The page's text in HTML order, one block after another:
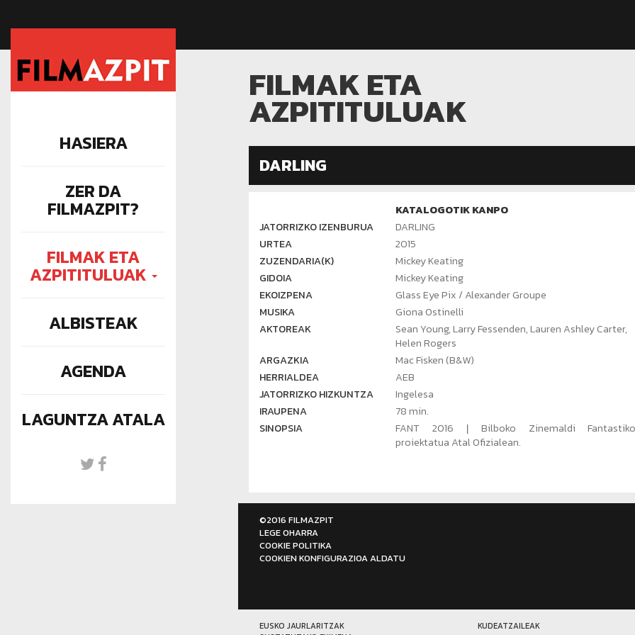
HASIERA
ZER DA
FILMAZPIT?
FILMAK ETA
AZPITITULUAK
ALBISTEAK
AGENDA
LAGUNTZA ATALA
FILMAK ETA
AZPITITULUAK
DARLING
KATALOGOTIK KANPO
JATORRIZKO IZENBURUA
DARLING
URTEA
2015
ZUZENDARIA(K)
Mickey Keating
GIDOIA
Mickey Keating
EKOIZPENA
Glass Eye Pix / Alexander Groupe
MUSIKA
Giona Ostinelli
AKTOREAK
Sean Young, Larry Fessenden, Lauren Ashley Carter,
Helen Rogers
ARGAZKIA
Mac Fisken (B&W)
HERRIALDEA
AEB
JATORRIZKO HIZKUNTZA
Ingelesa
IRAUPENA
78 min.
SINOPSIA
FANT 2016
Bilboko Zinemaldi
proiektatua Atal Ofizialean.
©2016 FILMAZPIT
LEGE OHARRA
COOKIE POLITIKA
COOKIEN KONFIGURAZIOA ALDATU
EUSKO JAURLARITZAK
KUDEATZAILEAK